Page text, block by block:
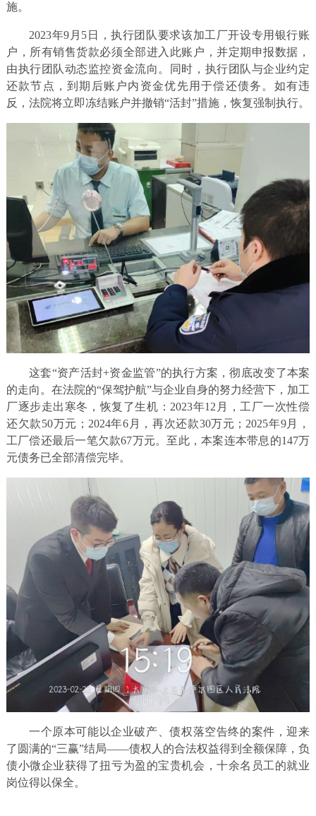
施。
2023年9月5日，执行团队要求该加工厂开设专用银行账
户，所有销售货款必须全部进入此账户，并定期申报数据，
由执行团队动态监控资金流向。同时，执行团队与企业约定
还款节点，到期后账户内资金优先用于偿还债务。如有违
反，法院将立即冻结账户并撤销“活封”措施，恢复强制执行。
​这套“资产活封+资金监管”的执行方案，彻底改变了本案
的走向。在法院的“保驾护航”与企业自身的努力经营下，加工
厂逐步走出寒冬，恢复了生机：2023年12月，工厂一次性偿
还欠款50万元；2024年6月，再次还款30万元；2025年9月，
工厂偿还最后一笔欠款67万元。至此，本案连本带息的147万
元债务已全部清偿完毕。
一个原本可能以企业破产、债权落空告终的案件，迎来
了圆满的“三赢”结局——债权人的合法权益得到全额保障，负
债小微企业获得了扭亏为盈的宝贵机会，十余名员工的就业
岗位得以保全。